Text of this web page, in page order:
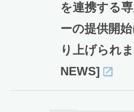
を連携する
ーの提供開
り上げられ
NEWS]